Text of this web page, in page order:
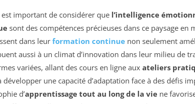
est important de considérer que l’intelligence
sont des compétences précieuses dans ce paysage
dans leur formation continue non seulement
aussi à un climat d’innovation dans leur milieu de
variées, allant des cours en ligne aux ateliers
développer une capacité d’adaptation face à des défis
d’apprentissage tout au long de la vie ne